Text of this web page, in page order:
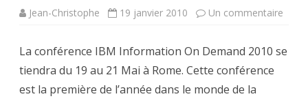
Jean-Christophe 19 janvier 2010 Un commentaire
On
La conférence IBM Information On Demand 2010 se
tiendra du 19 au 21 Mai à Rome. Cette conférence
est la première de l’année dans le monde de la